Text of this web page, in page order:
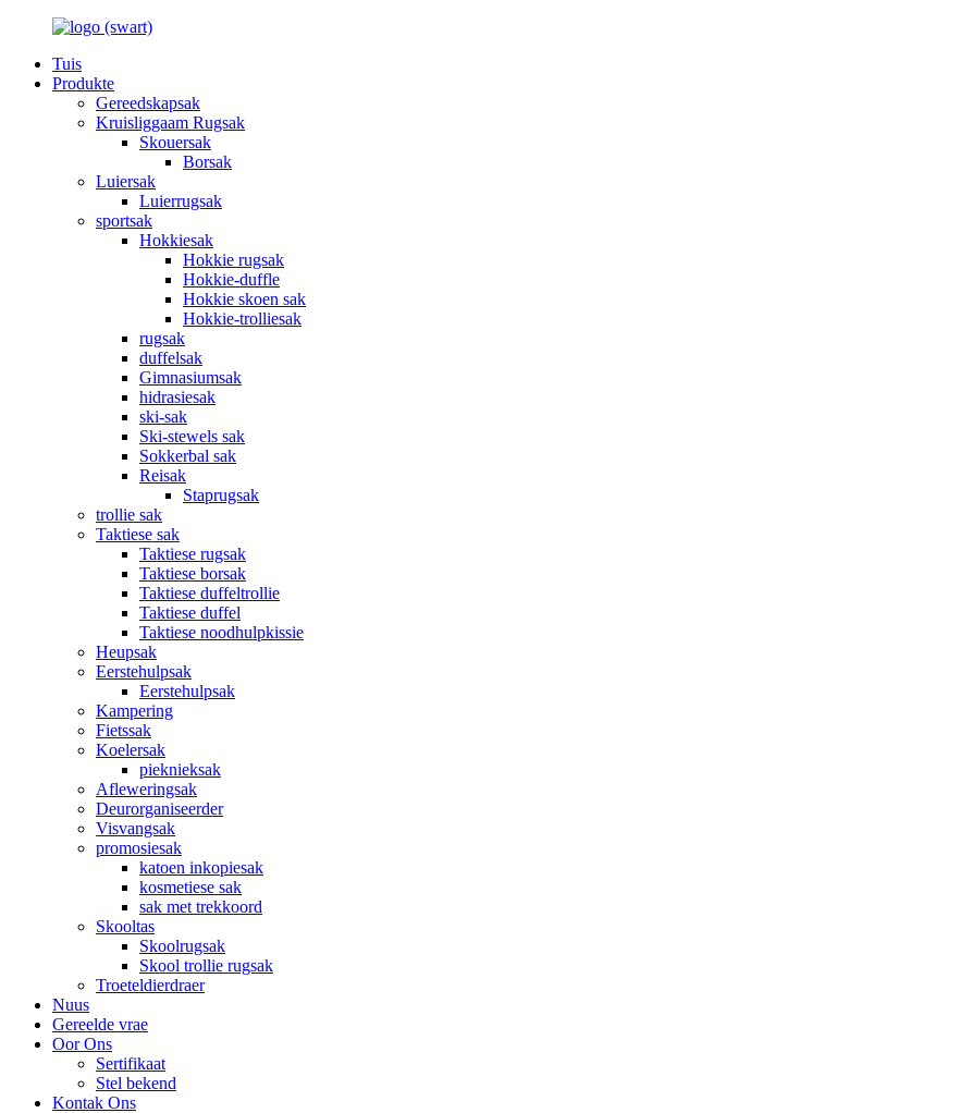
Tuis
Produkte
Gereedskapsak
Kruisliggaam Rugsak
Skouersak
Borsak
Luiersak
Luierrugsak
sportsak
Hokkiesak
Hokkie rugsak
Hokkie-duffle
Hokkie skoen sak
Hokkie-trolliesak
rugsak
duffelsak
Gimnasiumsak
hidrasiesak
ski-sak
Ski-stewels sak
Sokkerbal sak
Reisak
Staprugsak
trollie sak
Taktiese sak
Taktiese rugsak
Taktiese borsak
Taktiese duffeltrollie
Taktiese duffel
Taktiese noodhulpkissie
Heupsak
Eerstehulpsak
Eerstehulpsak
Kampering
Fietssak
Koelersak
pieknieksak
Afleweringsak
Deurorganiseerder
Visvangsak
promosiesak
katoen inkopiesak
kosmetiese sak
sak met trekkoord
Skooltas
Skoolrugsak
Skool trollie rugsak
Troeteldierdraer
Nuus
Gereelde vrae
Oor Ons
Sertifikaat
Stel bekend
Kontak Ons